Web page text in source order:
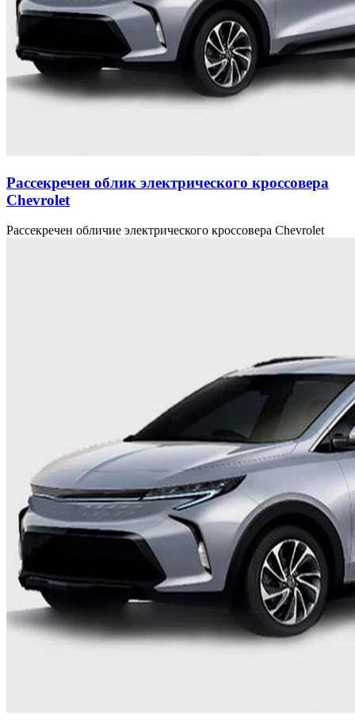
Рассекречен облик электрического кроссовера
Chevrolet
Рассекречен обличие электрического кроссовера Chevrolet